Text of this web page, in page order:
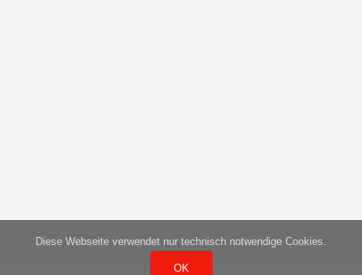
Diese Webseite verwendet nur technisch notwendige Cookies.
OK